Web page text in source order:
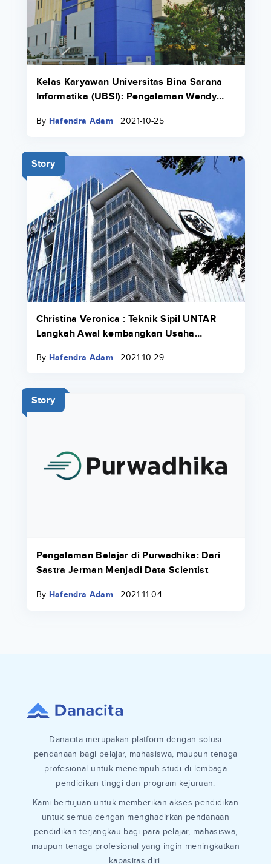
Kelas Karyawan Universitas Bina Sarana
Informatika (UBSI): Pengalaman Wendy
By Hafendra Adam 2021-10-25
Story
Christina Veronica : Teknik Sipil UNTAR
Langkah Awal kembangkan Usaha
By Hafendra Adam 2021-10-29
Story
Pengalaman Belajar di Purwadhika: Dari
Sastra Jerman Menjadi Data Scientist
By Hafendra Adam 2021-11-04
Danacita merupakan platform dengan solusi
pendanaan bagi pelajar, mahasiswa, maupun tenaga
profesional untuk menempuh studi di lembaga
pendidikan tinggi dan program kejuruan.
Kami bertujuan untuk memberikan akses pendidikan
untuk semua dengan menghadirkan pendanaan
pendidikan terjangkau bagi para pelajar, mahasiswa,
maupun tenaga profesional yang ingin meningkatkan
kapasitas diri.